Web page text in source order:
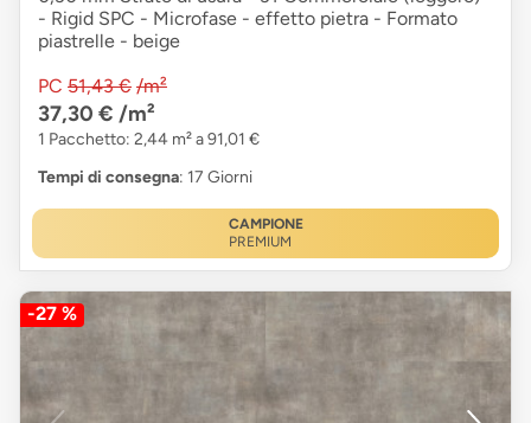
- Rigid SPC - Microfase - effetto pietra - Formato
piastrelle - beige
PC 51,43 € /m²
37,30 € /m²
1 Pacchetto: 2,44 m² a 91,01 €
Tempi di consegna: 17 Giorni
CAMPIONE
PREMIUM
-27 %